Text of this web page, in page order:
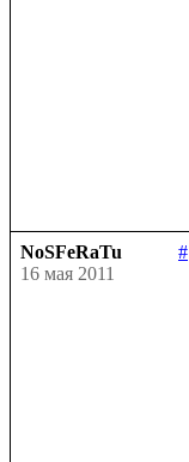
NoSFeRaTu
#
16 мая 2011